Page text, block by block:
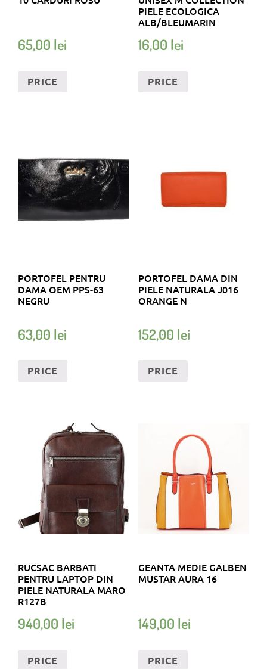
65,00 lei
PRICE
PIELE ECOLOGICA
ALB/BLEUMARIN
16,00 lei
PRICE
PORTOFEL PENTRU
DAMA OEM PPS-63
NEGRU
63,00 lei
PRICE
PORTOFEL DAMA DIN
PIELE NATURALA J016
ORANGE N
152,00 lei
PRICE
RUCSAC BARBATI
PENTRU LAPTOP DIN
PIELE NATURALA MARO
R127B
940,00 lei
PRICE
GEANTA MEDIE GALBEN
MUSTAR AURA 16
149,00 lei
PRICE